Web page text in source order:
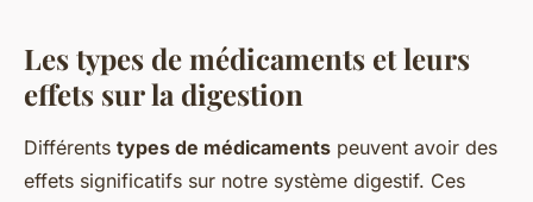
Les types de médicaments et leurs
effets sur la digestion
Différents types de médicaments peuvent avoir des
effets significatifs sur notre système digestif. Ces